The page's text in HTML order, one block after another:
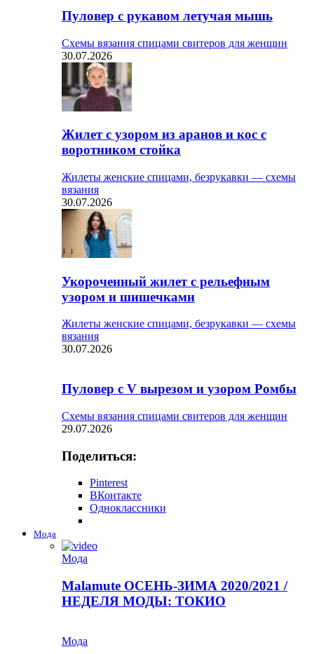
Пуловер с рукавом летучая мышь
Схемы вязания спицами свитеров для женщин
30.07.2026
Жилет с узором из аранов и кос с
воротником стойка
Жилеты женские спицами, безрукавки — схемы
вязания
30.07.2026
Укороченный жилет с рельефным
узором и шишечками
Жилеты женские спицами, безрукавки — схемы
вязания
30.07.2026
Пуловер с V вырезом и узором Ромбы
Схемы вязания спицами свитеров для женщин
29.07.2026
Поделиться:
Pinterest
ВКонтакте
Одноклассники
Мода
Мода
Malamute ОСЕНЬ-ЗИМА 2020/2021 /
НЕДЕЛЯ МОДЫ: ТОКИО
Мода